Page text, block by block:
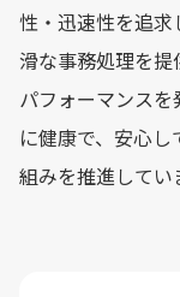
性・迅速性を追
滑な事務処理を
パフォーマンス
に健康で、安心
組みを推進してい